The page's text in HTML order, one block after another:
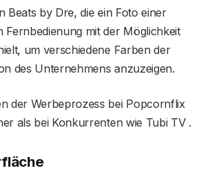
Beats by Dre, die ein Foto einer
Fernbedienung mit der Möglichkeit
um verschiedene Farben der
des Unternehmens anzuzeigen.
der Werbeprozess bei Popcornflix
als bei Konkurrenten wie Tubi TV .